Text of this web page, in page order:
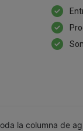
la columna de